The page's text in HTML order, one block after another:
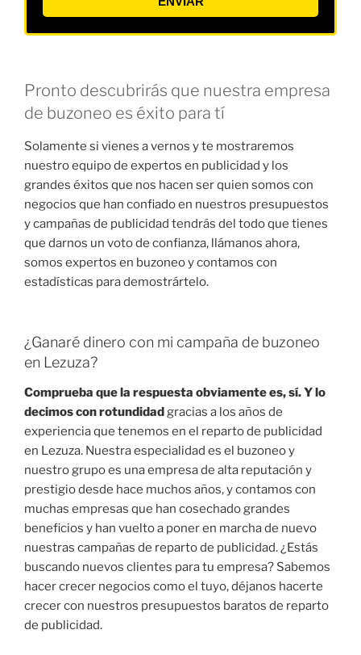
Pronto descubrirás que nuestra empresa
de buzoneo es éxito para tí
Solamente si vienes a vernos y te mostraremos
nuestro equipo de expertos en publicidad y los
grandes éxitos que nos hacen ser quien somos con
negocios que han confiado en nuestros presupuestos
y campañas de publicidad tendrás del todo que tienes
que darnos un voto de confianza, llámanos ahora,
somos expertos en buzoneo y contamos con
estadísticas para demostrártelo.
¿Ganaré dinero con mi campaña de buzoneo
en Lezuza?
Comprueba que la respuesta obviamente es, sí. Y lo
decimos con rotundidadgracias a los años de
experiencia que tenemos en el reparto de publicidad
en Lezuza. Nuestra especialidad es el buzoneo y
nuestro grupo es una empresa de alta reputación y
prestigio desde hace muchos años, y contamos con
muchas empresas que han cosechado grandes
beneficios y han vuelto a poner en marcha de nuevo
nuestras campañas de reparto de publicidad. ¿Estás
buscando nuevos clientes para tu empresa? Sabemos
hacer crecer negocios como el tuyo, déjanos hacerte
crecer con nuestros presupuestos baratos de reparto
de publicidad.